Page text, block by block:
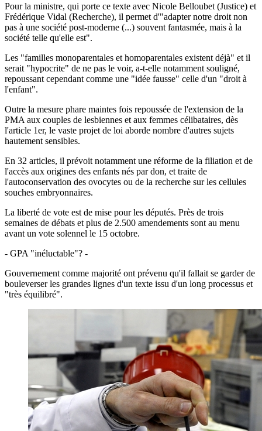
Pour la ministre, qui porte ce texte avec Nicole Belloubet (Justice) et
Frédérique Vidal (Recherche), il permet d'"adapter notre droit non
pas à une société post-moderne (...) souvent fantasmée, mais à la
société telle qu'elle est".
Les "familles monoparentales et homoparentales existent déjà" et il
serait "hypocrite" de ne pas le voir, a-t-elle notamment souligné,
repoussant cependant comme une "idée fausse" celle d'un "droit à
l'enfant".
Outre la mesure phare maintes fois repoussée de l'extension de la
PMA aux couples de lesbiennes et aux femmes célibataires, dès
l'article 1er, le vaste projet de loi aborde nombre d'autres sujets
hautement sensibles.
En 32 articles, il prévoit notamment une réforme de la filiation et de
l'accès aux origines des enfants nés par don, et traite de
l'autoconservation des ovocytes ou de la recherche sur les cellules
souches embryonnaires.
La liberté de vote est de mise pour les députés. Près de trois
semaines de débats et plus de 2.500 amendements sont au menu
avant un vote solennel le 15 octobre.
- GPA "inéluctable"? -
Gouvernement comme majorité ont prévenu qu'il fallait se garder de
bouleverser les grandes lignes d'un texte issu d'un long processus et
"très équilibré".